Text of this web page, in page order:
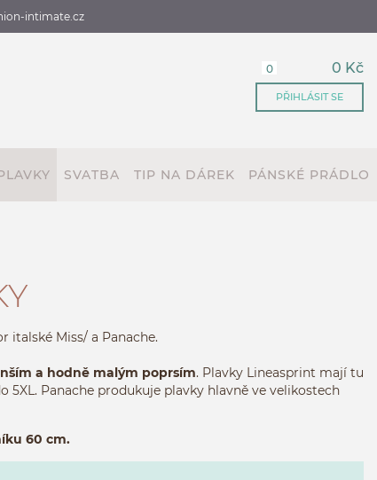
intimate.cz
0 0 Kč
PŘIHLÁSIT SE
SVATBA TIP NA DÁREK PÁNSKÉ PRÁDLO
italské Miss/ a Panache.
a hodně malým poprsím. Plavky Lineasprint mají tu
5XL. Panache produkuje plavky hlavně ve velikostech
60 cm.